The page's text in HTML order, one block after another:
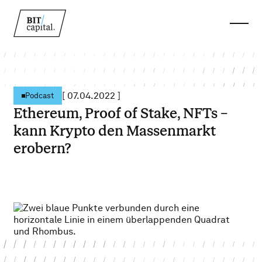
Podcast [ 07.04.2022 ]
Ethereum, Proof of Stake, NFTs –
kann Krypto den Massenmarkt
erobern?